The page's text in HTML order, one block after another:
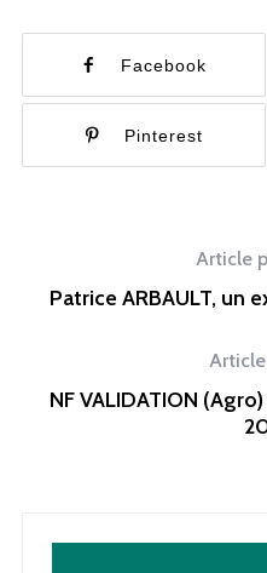
Facebook
Pinterest
Article
Patrice ARBAULT, un
NF VALIDATION